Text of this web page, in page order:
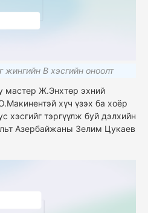
жингийн В хэсгийн оноолт
мастер Ж.Энхтөр эхний
хүч үзэх ба хоёр
хэсгийг тэргүүлж буй дэлхийн
Азербайжаны Зелим Цукаев